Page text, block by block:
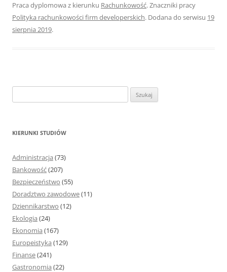
Praca dyplomowa z kierunku Rachunkowość. Znaczniki pracy
Polityka rachunkowości firm developerskich. Dodana do serwisu 19
sierpnia 2019.
z
KIERUNKI STUDIÓW
Administracja (73)
Bankowość(207)
Bezpieczeństwo (55)
Doradztwo zawodowe(11)
Dziennikarstwo (12)
Ekologia (24)
Ekonomia (167)
Europeistyka (129)
Finanse(241)
Gastronomia (22)